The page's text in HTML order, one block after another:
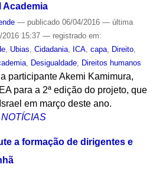
Academia
— publicado06/04/2016 — última
15:37 — registrado em:
, Ubias Cidadania, ICA, capa, Direito,
, Desigualdade, Direitos humanos
participante Akemi Kamimura,
para a 2ª edição do projeto, que
em março deste ano.
NOTÍCIAS
a formação de dirigentes e